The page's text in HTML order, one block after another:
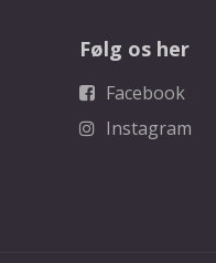
Følg os her
Facebook
Instagram